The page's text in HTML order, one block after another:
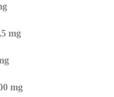
mg
mg